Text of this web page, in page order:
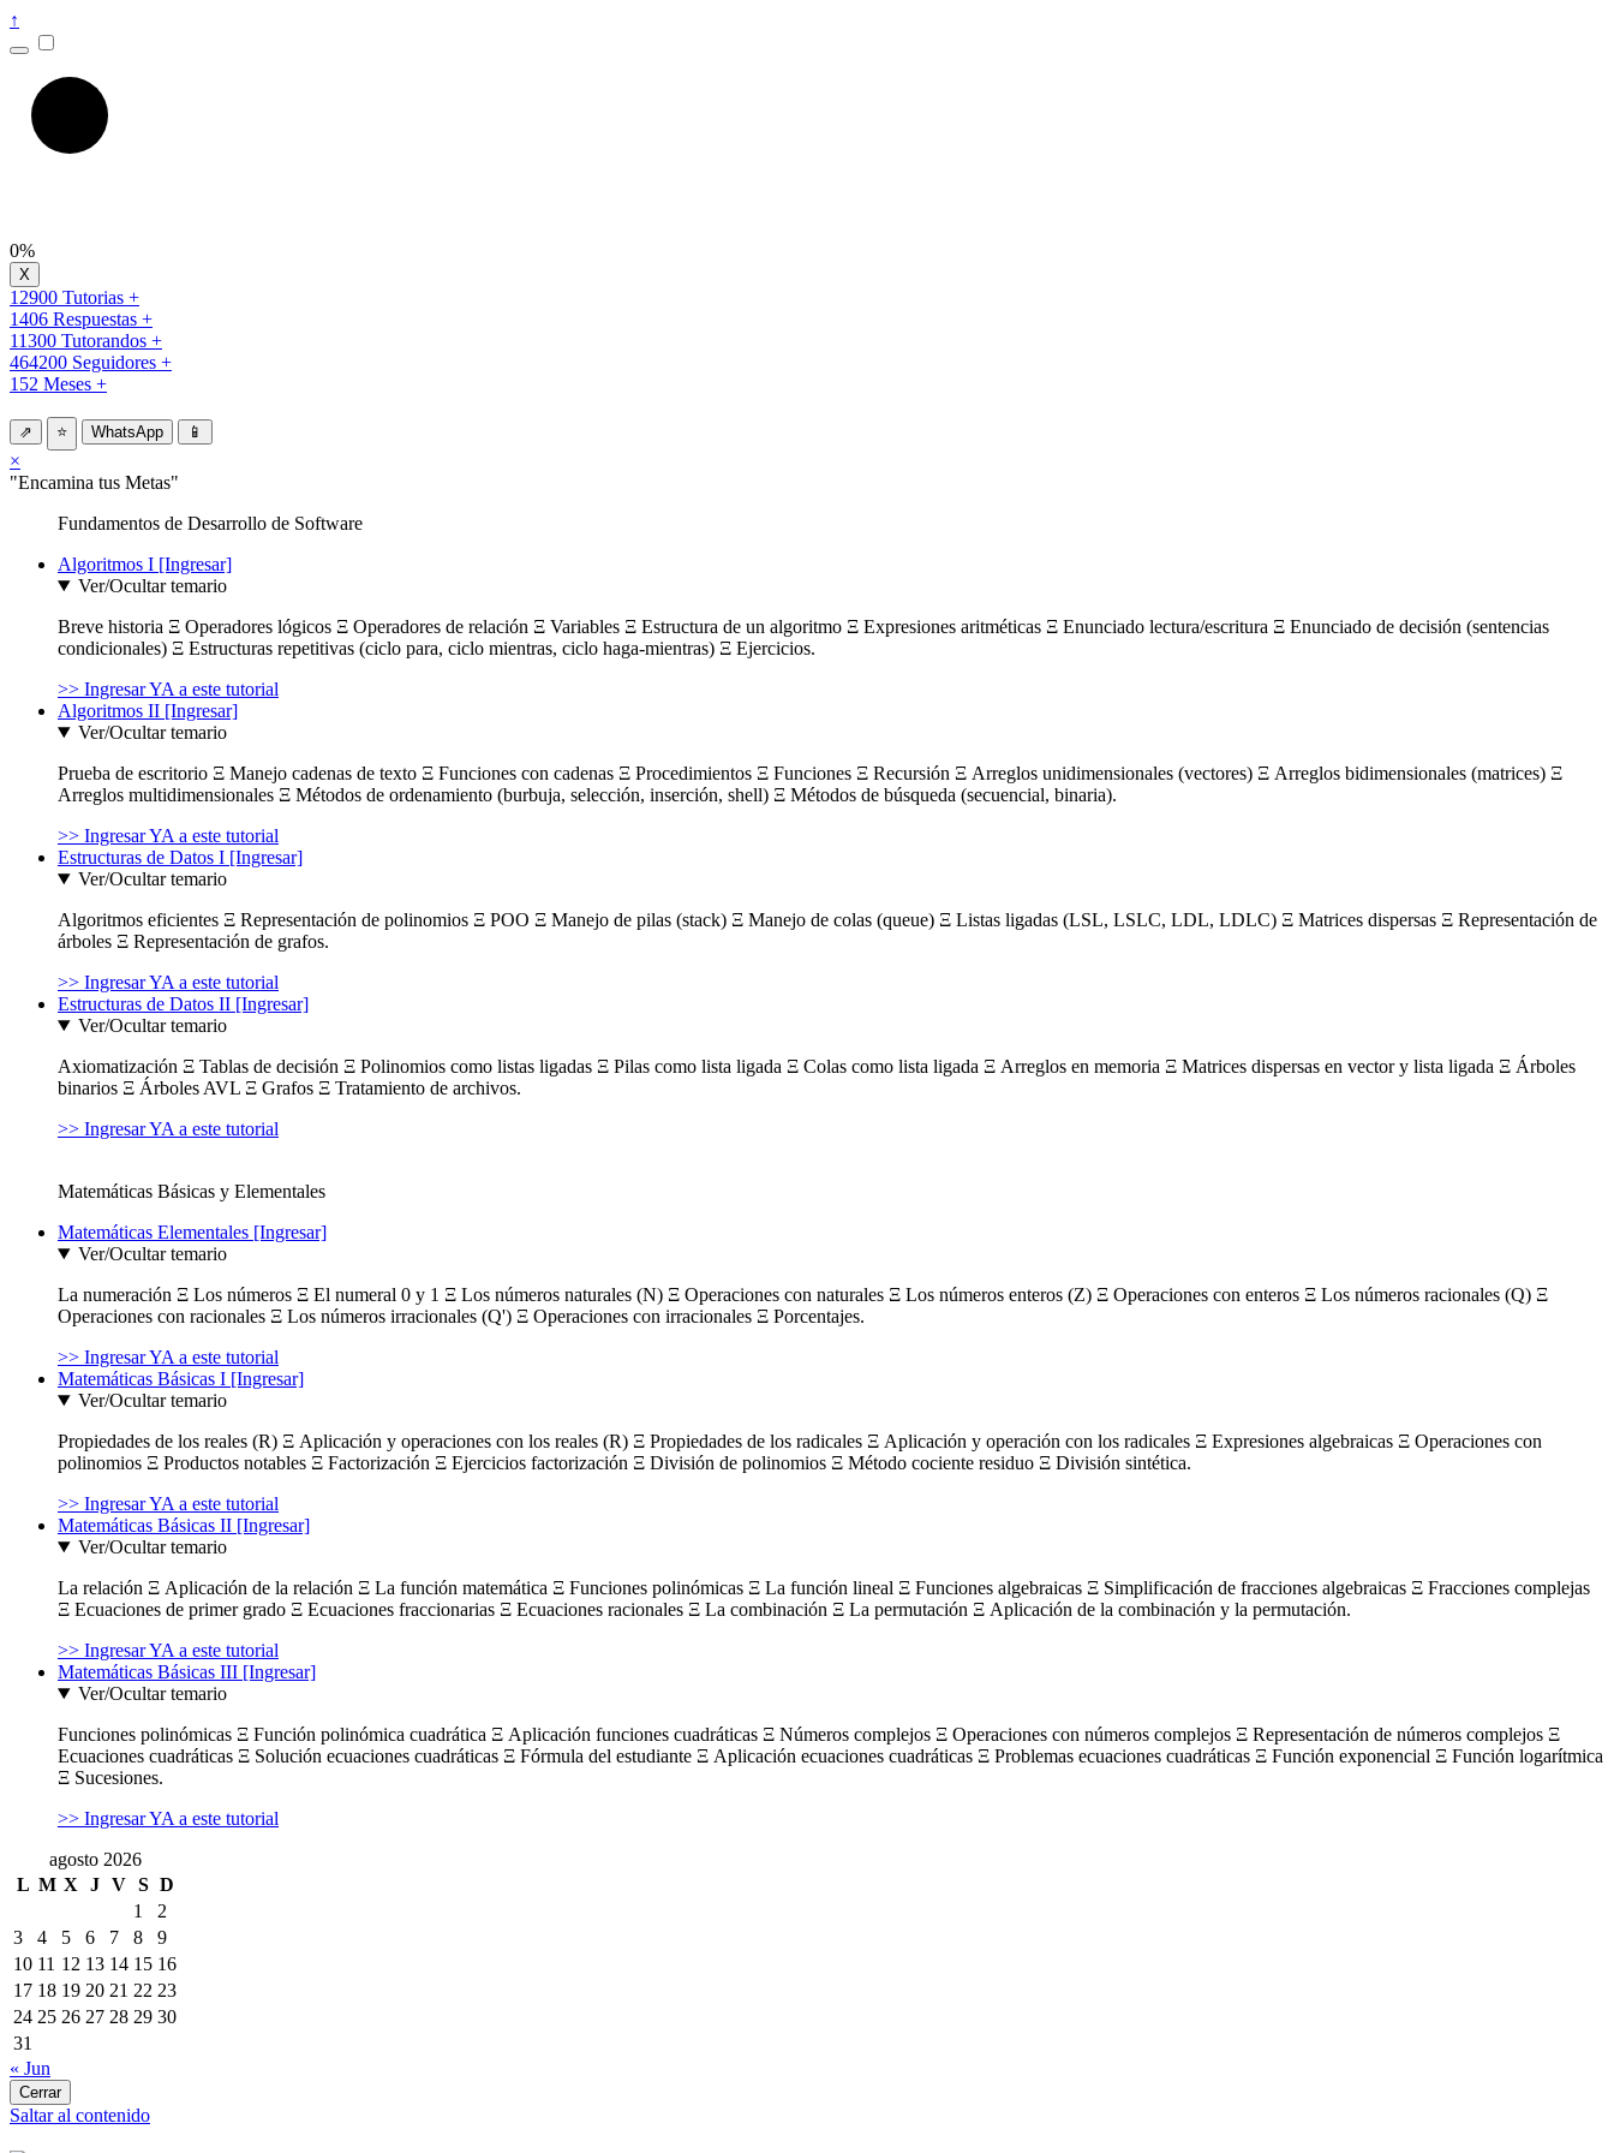
↑
0%
12900 Tutorias +
1406 Respuestas +
11300 Tutorandos +
464200 Seguidores +
152 Meses +
⇗ ⭐ WhatsApp 📱
×
"Encamina tus Metas"
Fundamentos de Desarrollo de Software
Algoritmos I [Ingresar]
Ver/Ocultar temario
Breve historia Ξ Operadores lógicos Ξ Operadores de relación Ξ Variables Ξ Estructura de un algoritmo Ξ Expresiones aritméticas Ξ Enunciado lectura/escritura Ξ Enunciado de decisión (sentencias
condicionales) Ξ Estructuras repetitivas (ciclo para, ciclo mientras, ciclo haga-mientras) Ξ Ejercicios.
>> Ingresar YA a este tutorial
Algoritmos II [Ingresar]
Ver/Ocultar temario
Prueba de escritorio Ξ Manejo cadenas de texto Ξ Funciones con cadenas Ξ Procedimientos Ξ Funciones Ξ Recursión Ξ Arreglos unidimensionales (vectores) Ξ Arreglos bidimensionales (matrices) Ξ
Arreglos multidimensionales Ξ Métodos de ordenamiento (burbuja, selección, inserción, shell) Ξ Métodos de búsqueda (secuencial, binaria).
>> Ingresar YA a este tutorial
Estructuras de Datos I [Ingresar]
Ver/Ocultar temario
Algoritmos eficientes Ξ Representación de polinomios Ξ POO Ξ Manejo de pilas (stack) Ξ Manejo de colas (queue) Ξ Listas ligadas (LSL, LSLC, LDL, LDLC) Ξ Matrices dispersas Ξ Representación de
árboles Ξ Representación de grafos.
>> Ingresar YA a este tutorial
Estructuras de Datos II [Ingresar]
Ver/Ocultar temario
Axiomatización Ξ Tablas de decisión Ξ Polinomios como listas ligadas Ξ Pilas como lista ligada Ξ Colas como lista ligada Ξ Arreglos en memoria Ξ Matrices dispersas en vector y lista ligada Ξ Árboles
binarios Ξ Árboles AVL Ξ Grafos Ξ Tratamiento de archivos.
>> Ingresar YA a este tutorial
Matemáticas Básicas y Elementales
Matemáticas Elementales [Ingresar]
Ver/Ocultar temario
La numeración Ξ Los números Ξ El numeral 0 y 1 Ξ Los números naturales (N) Ξ Operaciones con naturales Ξ Los números enteros (Z) Ξ Operaciones con enteros Ξ Los números racionales (Q) Ξ
Operaciones con racionales Ξ Los números irracionales (Q') Ξ Operaciones con irracionales Ξ Porcentajes.
>> Ingresar YA a este tutorial
Matemáticas Básicas I [Ingresar]
Ver/Ocultar temario
Propiedades de los reales (R) Ξ Aplicación y operaciones con los reales (R) Ξ Propiedades de los radicales Ξ Aplicación y operación con los radicales Ξ Expresiones algebraicas Ξ Operaciones con
polinomios Ξ Productos notables Ξ Factorización Ξ Ejercicios factorización Ξ División de polinomios Ξ Método cociente residuo Ξ División sintética.
>> Ingresar YA a este tutorial
Matemáticas Básicas II [Ingresar]
Ver/Ocultar temario
La relación Ξ Aplicación de la relación Ξ La función matemática Ξ Funciones polinómicas Ξ La función lineal Ξ Funciones algebraicas Ξ Simplificación de fracciones algebraicas Ξ Fracciones complejas
Ξ Ecuaciones de primer grado Ξ Ecuaciones fraccionarias Ξ Ecuaciones racionales Ξ La combinación Ξ La permutación Ξ Aplicación de la combinación y la permutación.
>> Ingresar YA a este tutorial
Matemáticas Básicas III [Ingresar]
Ver/Ocultar temario
Funciones polinómicas Ξ Función polinómica cuadrática Ξ Aplicación funciones cuadráticas Ξ Números complejos Ξ Operaciones con números complejos Ξ Representación de números complejos Ξ
Ecuaciones cuadráticas Ξ Solución ecuaciones cuadráticas Ξ Fórmula del estudiante Ξ Aplicación ecuaciones cuadráticas Ξ Problemas ecuaciones cuadráticas Ξ Función exponencial Ξ Función logarítmica
Ξ Sucesiones.
>> Ingresar YA a este tutorial
agosto 2026
L M X J V S D
1
2
3
4 5 6 7 8
9
10 11 12 13 14 15 16
17 18 19 20 21 22 23
24 25 26 27 28 29 30
31
« Jun
Cerrar
Saltar al contenido